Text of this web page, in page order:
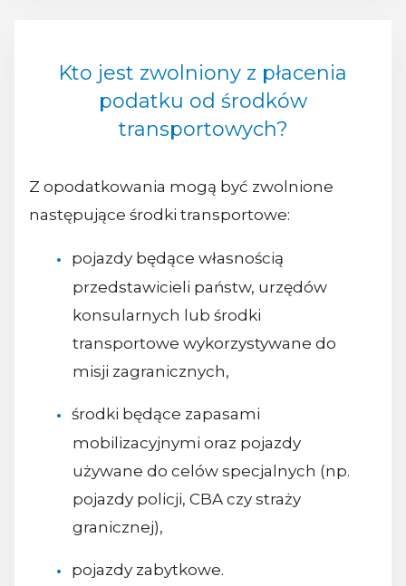
Kto jest zwolniony z płacenia
podatku od środków
transportowych?
Z opodatkowania mogą być zwolnione
następujące środki transportowe:
pojazdy będące własnością
przedstawicieli państw, urzędów
konsularnych lub środki
transportowe wykorzystywane do
misji zagranicznych,
środki będące zapasami
mobilizacyjnymi oraz pojazdy
używane do celów specjalnych (np.
pojazdy policji, CBA czy straży
granicznej),
pojazdy zabytkowe.